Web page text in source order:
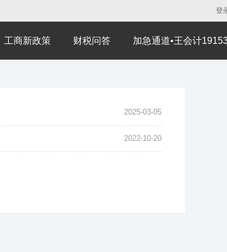
登
工商新政策 财税问答 加急通道•王会计
2025-03-05
2022-10-20